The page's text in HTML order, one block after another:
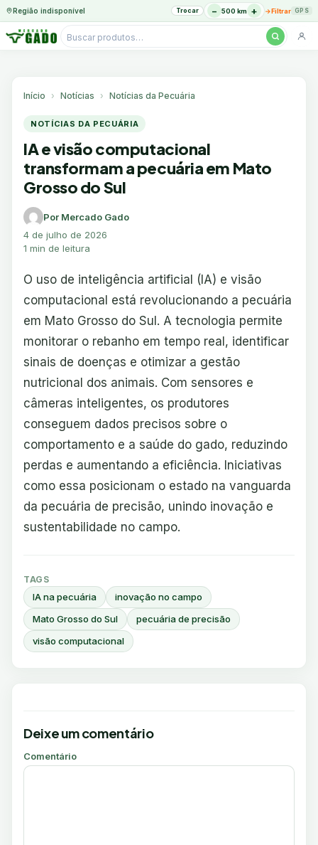
Região indisponível Trocar − 500 km + →Filtrar GPS
Pesquisar
Início Notícias Notícias da Pecuária
NOTÍCIAS DA PECUÁRIA
IA e visão computacional
transformam a pecuária em Mato
Grosso do Sul
Por Mercado Gado
4 de julho de 2026
1 min de leitura
O uso de inteligência artificial (IA) e visão
computacional está revolucionando a pecuária
em Mato Grosso do Sul. A tecnologia permite
monitorar o rebanho em tempo real, identificar
sinais de doenças e otimizar a gestão
nutricional dos animais. Com sensores e
câmeras inteligentes, os produtores
conseguem dados precisos sobre o
comportamento e a saúde do gado, reduzindo
perdas e aumentando a eficiência. Iniciativas
como essa posicionam o estado na vanguarda
da pecuária de precisão, unindo inovação e
sustentabilidade no campo.
TAGS
IA na pecuária
inovação no campo
Mato Grosso do Sul
pecuária de precisão
visão computacional
Deixe um comentário
Comentário